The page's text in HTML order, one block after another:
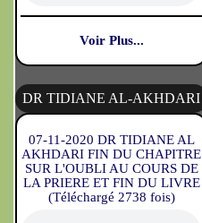
Voir Plus...
DR TIDIANE AL-AKHDARI
07-11-2020 DR TIDIANE AL
AKHDARI FIN DU CHAPITRE
SUR L'OUBLI AU COURS DE
LA PRIERE ET FIN DU LIVRE
(Téléchargé 2738 fois)